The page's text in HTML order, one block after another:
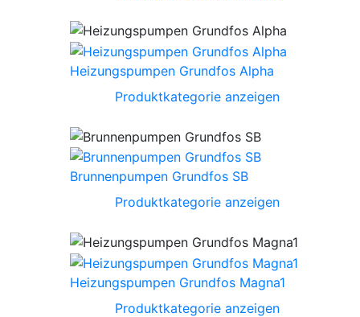
Heizungspumpen Grundfos Alpha
Produktkategorie anzeigen
Brunnenpumpen Grundfos SB
Produktkategorie anzeigen
Heizungspumpen Grundfos Magna1
Produktkategorie anzeigen